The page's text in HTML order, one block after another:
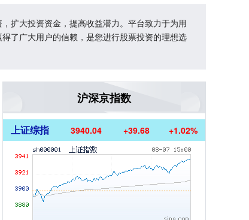
扩大投资资金，提高收益潜力。平台致力于为用
了广大用户的信赖，是您进行股票投资的理想选
沪深京指数
上证综指 3940.04 +39.68 +1.02%